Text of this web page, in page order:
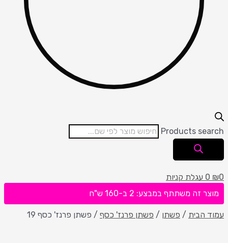
Products search
₪0
0 עגלת קניות
מוצר זה משתתף במבצע: 2 ב-160 ש"ח
עמוד הבית / פשתן / פשתן פרנז' כסף / פשתן פרנז' כסף 19